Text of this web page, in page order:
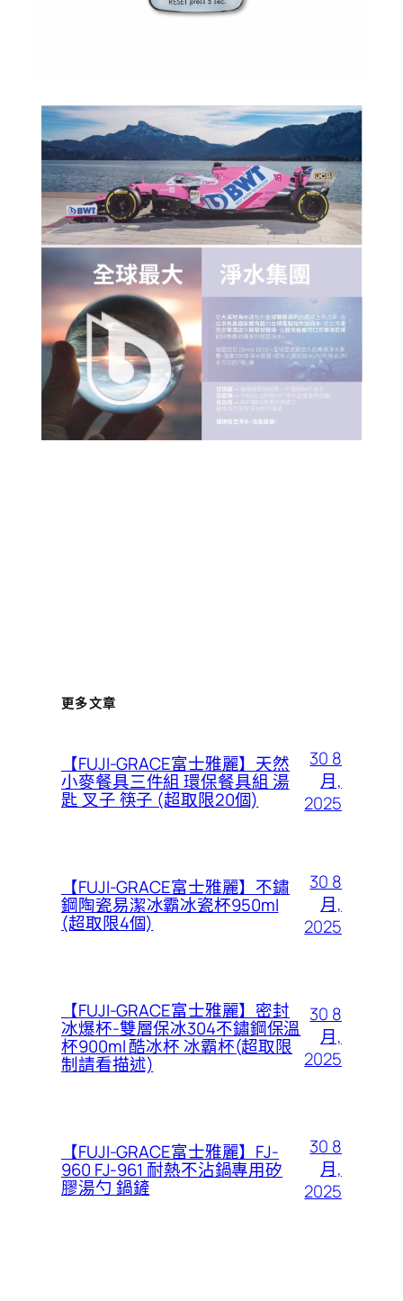
更多文章
【FUJI-GRACE富士雅麗】天然
小麥餐具三件組 環保餐具組 湯
匙 叉子 筷子 (超取限20個)
30 8
月,
2025
【FUJI-GRACE富士雅麗】不鏽
鋼陶瓷易潔冰霸冰瓷杯950ml
(超取限4個)
30 8
月,
2025
【FUJI-GRACE富士雅麗】密封
冰爆杯-雙層保冰304不鏽鋼保溫
杯900ml 酷冰杯 冰霸杯(超取限
制請看描述)
30 8
月,
2025
【FUJI-GRACE富士雅麗】FJ-
960 FJ-961 耐熱不沾鍋專用矽
膠湯勺 鍋鏟
30 8
月,
2025